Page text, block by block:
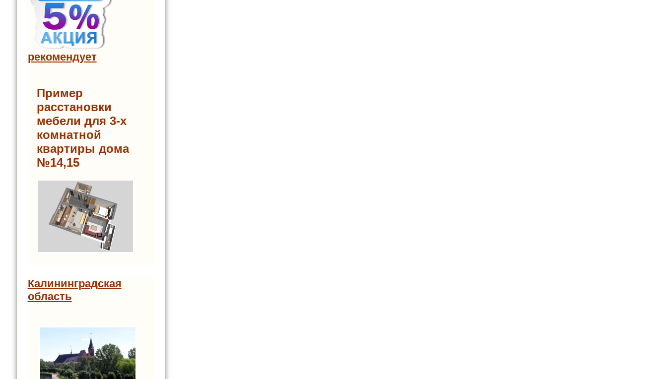
рекомендует
Пример
расстановки
мебели для 3-х
комнатной
квартиры дома
№14,15
Калининградская
область